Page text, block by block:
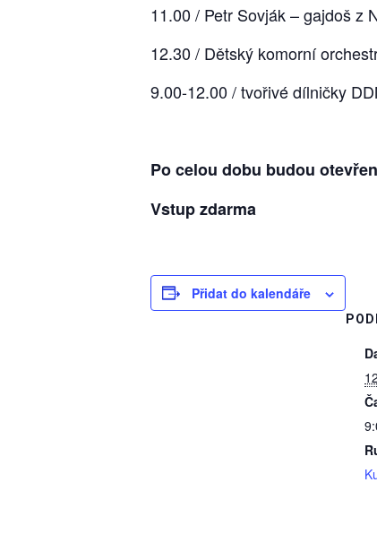
11.00 / Petr Sovják – gajdoš z
12.30 / Dětský komorní
9.00-12.00 / tvořivé dílničky
Po celou dobu budou
Vstup zdarma
Přidat do kalendáře